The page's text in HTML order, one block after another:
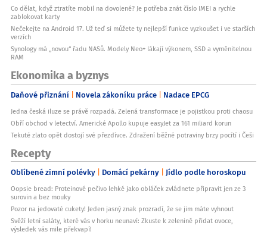
Co dělat, když ztratíte mobil na dovolené? Je potřeba znát číslo IMEI a rychle
zablokovat karty
Nečekejte na Android 17. Už teď si můžete ty nejlepší funkce vyzkoušet i ve starších
verzích
Synology má „novou“ řadu NASů. Modely Neo+ lákají výkonem, SSD a vyměnitelnou
RAM
Ekonomika a byznys
Daňové přiznání Novela zákoníku práce Nadace EPCG
Jedna česká iluze se právě rozpadá. Zelená transformace je pojistkou proti chaosu
Obří obchod v letectví. Americké Apollo kupuje easyJet za 161 miliard korun
Tekuté zlato opět dostojí své přezdívce. Zdražení běžné potraviny brzy pocítí i Češi
Recepty
Oblíbené zimní polévky Domácí pekárny Jídlo podle horoskopu
Oopsie bread: Proteinové pečivo lehké jako obláček zvládnete připravit jen ze 3
surovin a bez mouky
Pozor na jedovaté cukety! Jeden jasný znak prozradí, že se jim máte vyhnout
Svěží letní saláty, které vás v horku neunaví: Zkuste k zelenině přidat ovoce,
výsledek vás mile překvapí!